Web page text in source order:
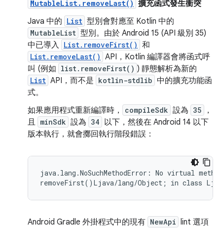
MutableList.removeLast() 擴充函式發生衝突
Java 中的 List 型別會對應至 Kotlin 中的
MutableList 型別。由於 Android 15 (API 級別 35)
中已導入 List.removeFirst() 和
List.removeLast() API，Kotlin 編譯器會將函式呼
叫 (例如 list.removeFirst() ) 靜態解析為新的
List API，而不是 kotlin-stdlib 中的擴充功能函
式。
如果應用程式重新編譯時，
compileSdk 設為 35
，
且 minSdk 設為 34 以下，然後在 Android 14 以下
版本執行，就會擲回執行階段錯誤：
java.lang.NoSuchMethodError: No virtual
Android Gradle 外掛程式中的現有 NewApi lint 選項